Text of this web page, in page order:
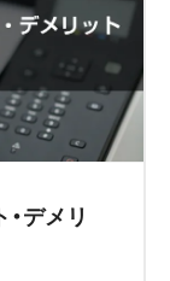
デメリ